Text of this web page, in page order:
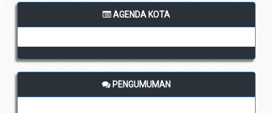
AGENDA KOTA
PENGUMUMAN